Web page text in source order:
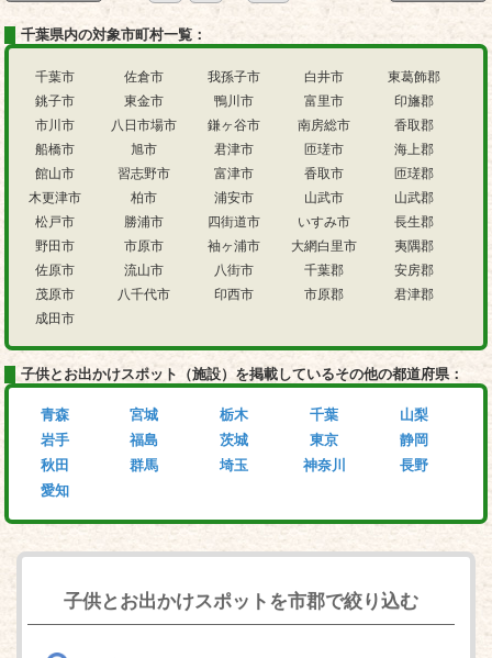
千葉県内の対象市町村一覧：
千葉市
銚子市
市川市
船橋市
館山市
木更津市
松戸市
野田市
佐原市
茂原市
成田市
佐倉市
東金市
八日市場市
旭市
習志野市
柏市
勝浦市
市原市
流山市
八千代市
我孫子市
鴨川市
鎌ヶ谷市
君津市
富津市
浦安市
四街道市
袖ヶ浦市
八街市
印西市
白井市
富里市
南房総市
匝瑳市
香取市
山武市
いすみ市
大網白里市
千葉郡
市原郡
東葛飾郡
印旛郡
香取郡
海上郡
匝瑳郡
山武郡
長生郡
夷隅郡
安房郡
君津郡
子供とお出かけスポット（施設）を掲載しているその他の都道府県：
青森
岩手
秋田
愛知
宮城
福島
群馬
栃木
茨城
埼玉
千葉
東京
神奈川
山梨
静岡
長野
子供とお出かけスポットを市郡で絞り込む